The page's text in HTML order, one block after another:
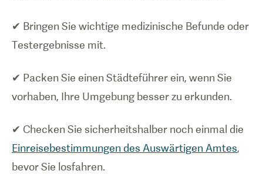
✔ Bringen Sie wichtige medizinische Befunde oder
Testergebnisse mit.
✔ Packen Sie einen Städteführer ein, wenn Sie
vorhaben, Ihre Umgebung besser zu erkunden.
✔ Checken Sie sicherheitshalber noch einmal die
Einreisebestimmungen des Auswärtigen Amtes,
bevor Sie losfahren.